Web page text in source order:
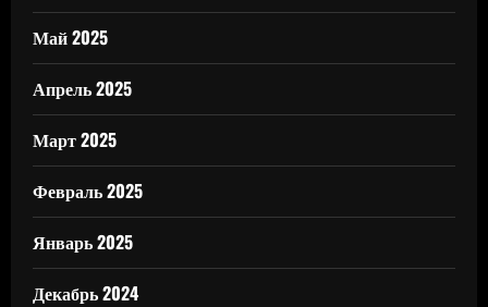
Май 2025
Апрель 2025
Март 2025
Февраль 2025
Январь 2025
Декабрь 2024